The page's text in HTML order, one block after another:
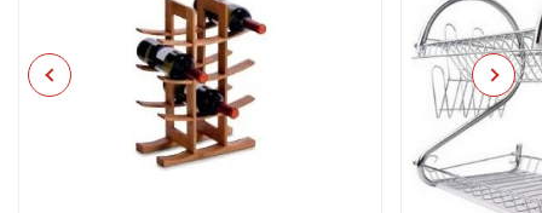
Previous Next